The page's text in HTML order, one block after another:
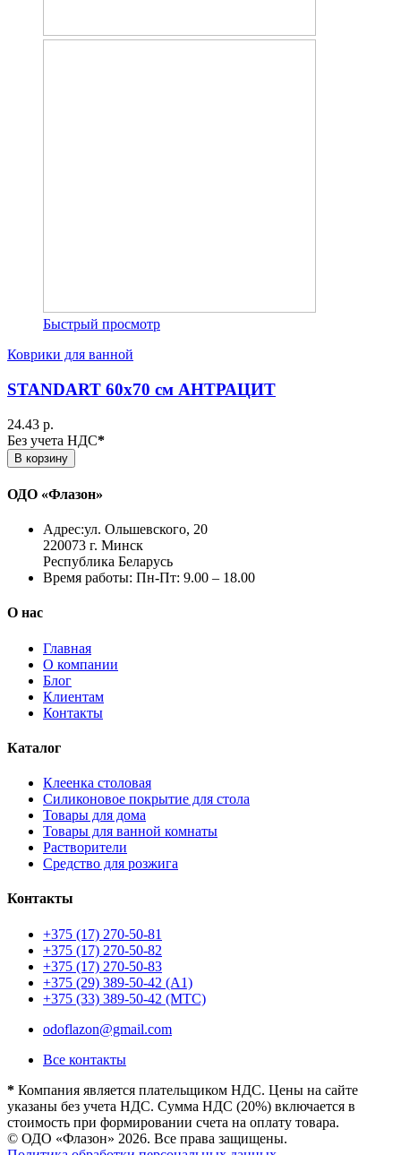
Быстрый просмотр
Коврики для ванной
STANDART 60х70 см АНТРАЦИТ
24.43 р.
Без учета НДС*
В корзину
ОДО «Флазон»
Адрес:ул. Ольшевского, 20
220073 г. Минск
Республика Беларусь
Время работы: Пн-Пт: 9.00 – 18.00
О нас
Главная
О компании
Блог
Клиентам
Контакты
Каталог
Клеенка столовая
Силиконовое покрытие для стола
Товары для дома
Товары для ванной комнаты
Растворители
Средство для розжига
Контакты
+375 (17) 270-50-81
+375 (17) 270-50-82
+375 (17) 270-50-83
+375 (29) 389-50-42 (А1)
+375 (33) 389-50-42 (МТС)
odoflazon@gmail.com
Все контакты
* Компания является плательщиком НДС. Цены на сайте
указаны без учета НДС. Сумма НДС (20%) включается в
стоимость при формировании счета на оплату товара.
© ОДО «Флазон» 2026. Все права защищены.